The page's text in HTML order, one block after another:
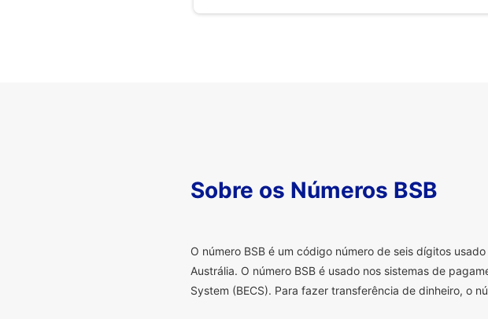
Sobre os Números BSB
O número BSB é um código número de seis dígitos
Austrália. O número BSB é usado nos sistemas de
System (BECS). Para fazer transferência de dinheiro, o